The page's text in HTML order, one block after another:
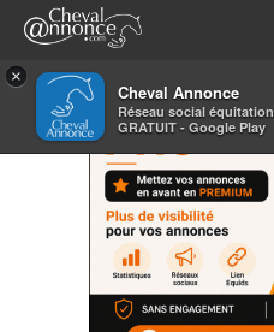
×
Cheval Annonce
Réseau social équitation
GRATUIT - Google Play